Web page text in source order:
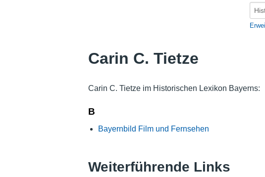
Audio
Alle
Carin C. Tietze
Carin C. Tietze im Historischen Lexikon Bayerns:
B
Bayernbild Film und Fernsehen
Weiterführende Links